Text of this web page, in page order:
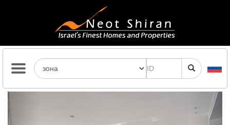
Previous Next